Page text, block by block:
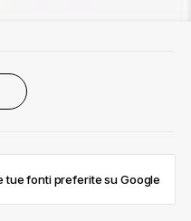
tue fonti preferite su Google